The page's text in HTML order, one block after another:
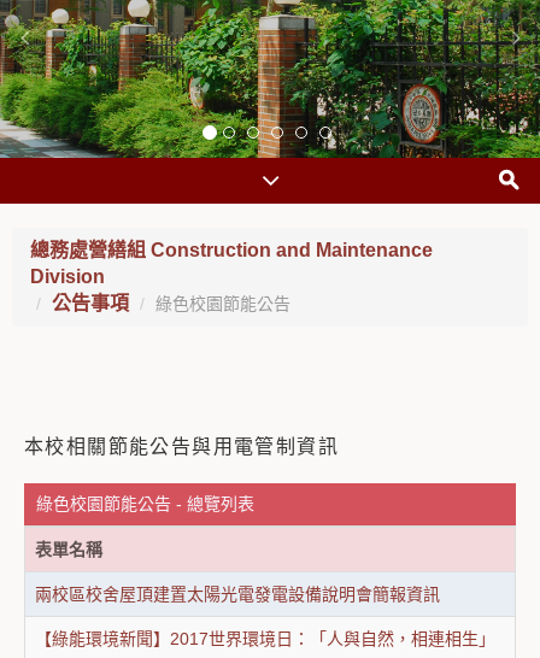
總務處營繕組 Construction and Maintenance
Division
公告事項
綠色校園節能公告
本校相關節能公告與用電管制資訊
綠色校園節能公告 - 總覽列表
表單名稱
兩校區校舍屋頂建置太陽光電發電設備說明會簡報資訊
【綠能環境新聞】2017世界環境日：「人與自然，相連相生」